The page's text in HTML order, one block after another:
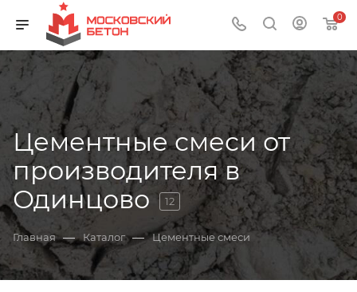
0
Цементные смеси от
производителя в
Одинцово
12
Главная — Каталог — Цементные смеси